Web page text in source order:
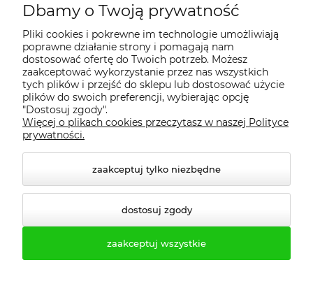
Regulamin
Dostawa - realizacja
Gwarancja i zwroty
Pomoc
Dbamy o Twoją prywatność
Pliki cookies i pokrewne im technologie umożliwiają
poprawne działanie strony i pomagają nam
dostosować ofertę do Twoich potrzeb. Możesz
zaakceptować wykorzystanie przez nas wszystkich
tych plików i przejść do sklepu lub dostosować użycie
plików do swoich preferencji, wybierając opcję
"Dostosuj zgody".
Więcej o plikach cookies przeczytasz w naszej Polityce
prywatności.
zaakceptuj tylko niezbędne
dostosuj zgody
zaakceptuj wszystkie